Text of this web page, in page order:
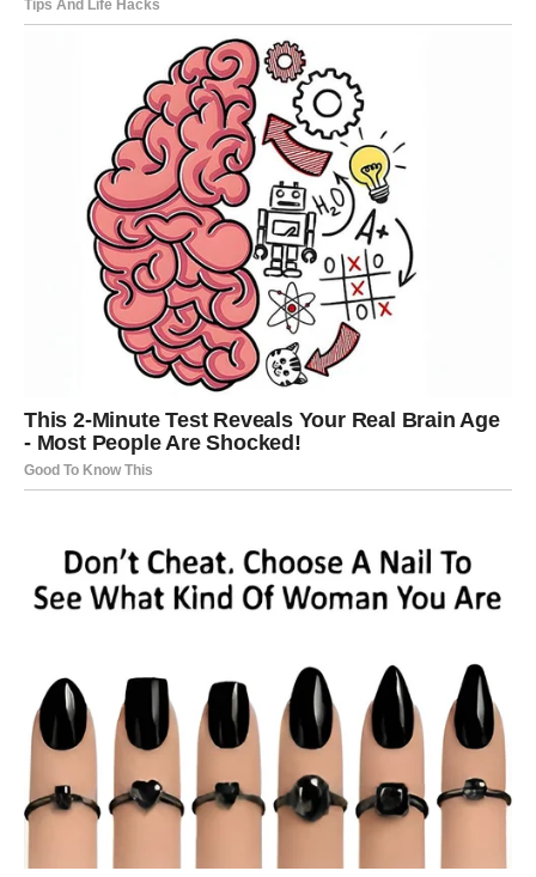
Na poslovnom planu dolazi prilika za napredak, ali uz
mnogo rada i discipline. Strijelčevi će imati osjećaj da su
pod velikim pritiskom, ali upravo taj pritisak može ih
dovesti do uspjeha koji dugo čekaju.
Ljubav donosi ozbiljne promjene. Partner bi mogao tražiti
više pažnje, sigurnosti i iskrenosti. Slobodni Strijelčevi
mogli bi upoznati osobu koja će ih natjerati da prvi put
ozbiljno razmišljaju o budućnosti.
Zvijezde ih upozoravaju da ne donose odluke u afektu.
Strpljenje će biti njihovo najjače oružje u danima koji
Vaga
Vage ulaze u period u kojem će morati pokazati koliko su
zrele i jake. Iako često pokušavaju održati mir i izbjeći